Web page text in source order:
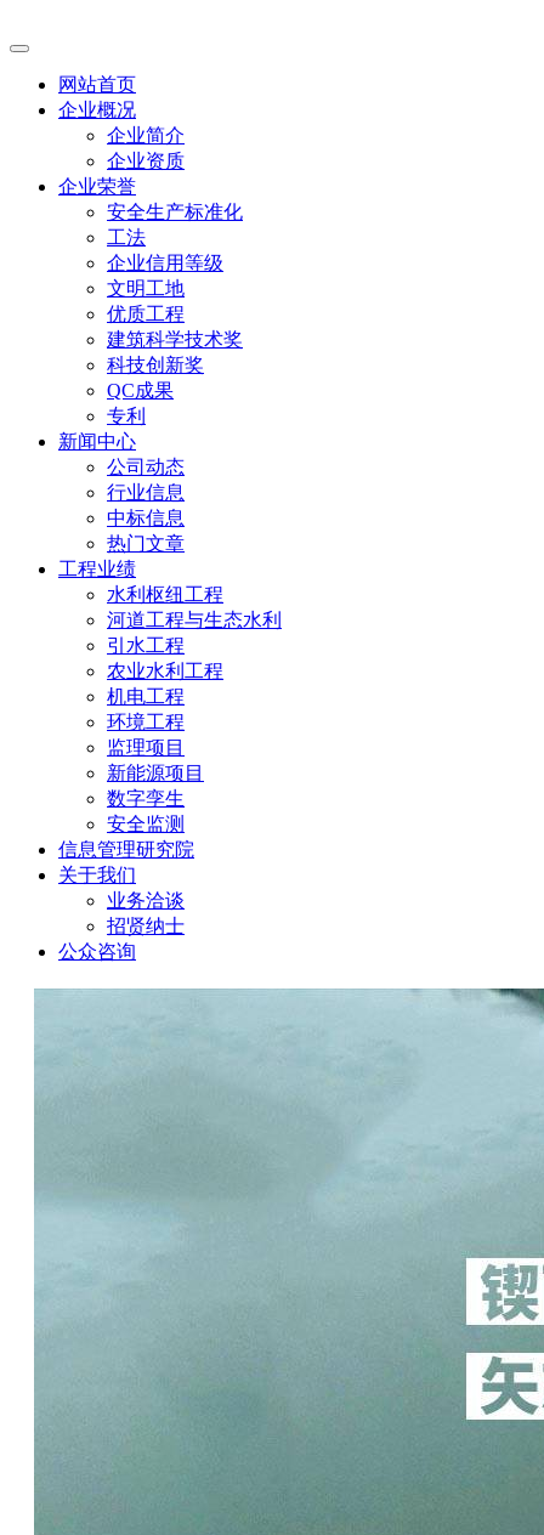
网站首页
企业概况
企业简介
企业资质
企业荣誉
安全生产标准化
工法
企业信用等级
文明工地
优质工程
建筑科学技术奖
科技创新奖
QC成果
专利
新闻中心
公司动态
行业信息
中标信息
热门文章
工程业绩
水利枢纽工程
河道工程与生态水利
引水工程
农业水利工程
机电工程
环境工程
监理项目
新能源项目
数字孪生
安全监测
信息管理研究院
关于我们
业务洽谈
招贤纳士
公众咨询